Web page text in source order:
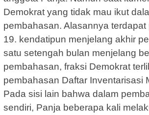
Demokrat yang tidak mau ikut
pembahasan. Alasannya terdapat
19. kendatipun menjelang akhir
satu setengah bulan menjelang
pembahasan, fraksi Demokrat
pembahasan Daftar Inventarisasi
Pada sisi lain bahwa dalam
sendiri, Panja beberapa kali